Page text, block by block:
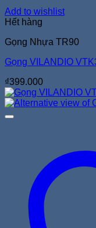
Add to wishlist
Hết hàng
Gọng Nhựa TR90
Gọng VILANDIO
₫399.000